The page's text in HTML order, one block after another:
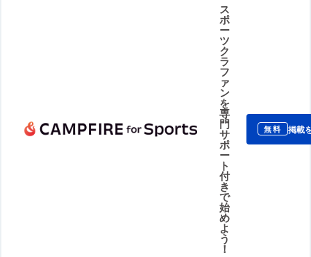
ス
ポ
ー
ツ
ク
ラ
フ
ァ
ン
を
専
門
サ
ポ
ー
ト
付
き
で
始
め
よ
う
！
無料 掲載